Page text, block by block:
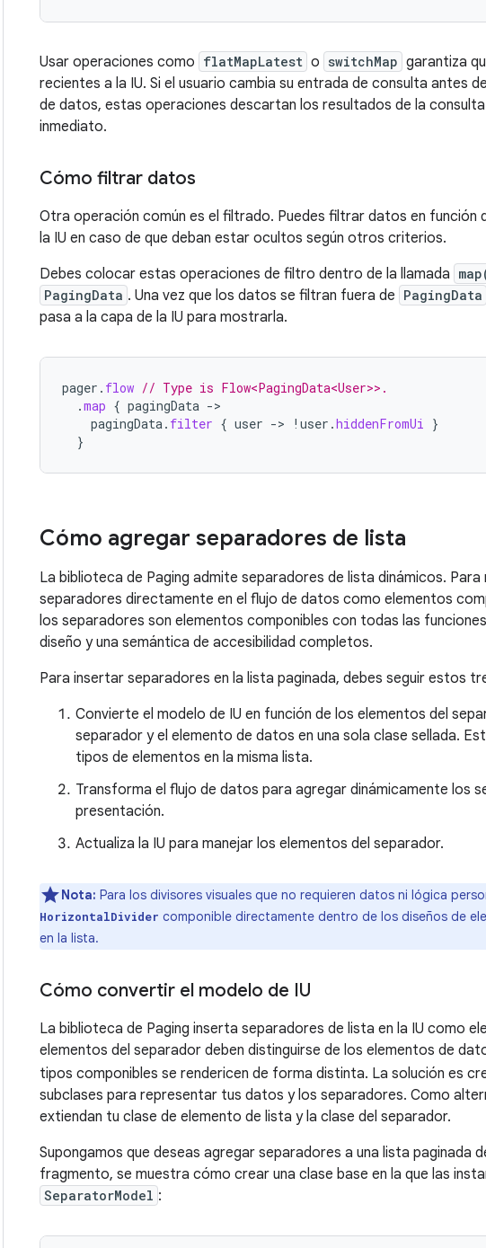
Usar operaciones como flatMapLatest o switchMap garantiza
recientes a la IU. Si el usuario cambia su entrada de consulta antes
de datos, estas operaciones descartan los resultados de la
inmediato.
Cómo filtrar datos
Otra operación común es el filtrado. Puedes filtrar datos en función
la IU en caso de que deban estar ocultos según otros criterios.
Debes colocar estas operaciones de filtro dentro de la llamada
PagingData . Una vez que los datos se filtran fuera de PagingData
pasa a la capa de la IU para mostrarla.
pager . flow // Type is Flow<PagingData<User>>.
.map { pagingData ->
pagingData. filter { user -> ! user .hiddenFromUi }
}
Cómo agregar separadores de lista
La biblioteca de Paging admite separadores de lista dinámicos.
separadores directamente en el flujo de datos como elementos
los separadores son elementos componibles con todas las
diseño y una semántica de accesibilidad completos.
Para insertar separadores en la lista paginada, debes seguir estos
Convierte el modelo de IU en función de los elementos del
separador y el elemento de datos en una sola clase sellada.
tipos de elementos en la misma lista.
Transforma el flujo de datos para agregar dinámicamente los
presentación.
Actualiza la IU para manejar los elementos del separador.
Nota: Para los divisores visuales que no requieren datos ni lógica
HorizontalDivider componible directamente dentro de los diseños de
en la lista.
Cómo convertir el modelo de IU
La biblioteca de Paging inserta separadores de lista en la IU como
elementos del separador deben distinguirse de los elementos de
tipos componibles se rendericen de forma distinta. La solución es
subclases para representar tus datos y los separadores. Como
extiendan tu clase de elemento de lista y la clase del separador.
Supongamos que deseas agregar separadores a una lista paginada
fragmento, se muestra cómo crear una clase base en la que las
SeparatorModel :